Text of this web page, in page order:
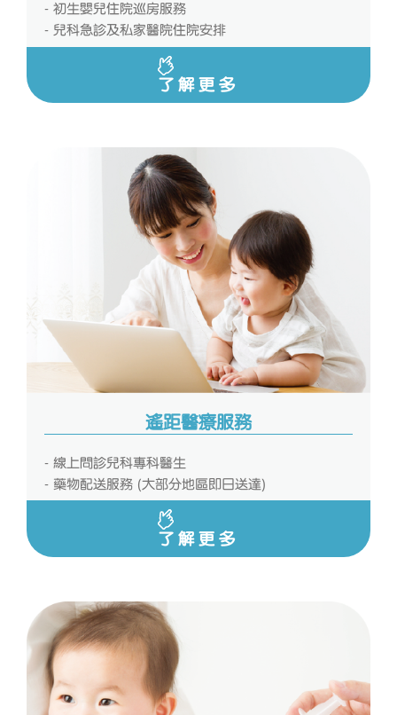
- 初生嬰兒住院巡房服務
- 兒科急診及私家醫院住院安排
了解更多
遙距醫療服務
- 線上問診兒科專科醫生
- 藥物配送服務 (大部分地區即日送達)
了解更多